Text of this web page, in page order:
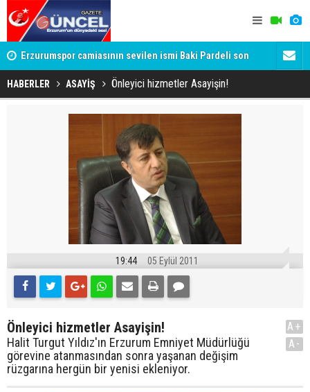
Erzurumspor camiasının sevilen ismi Baki Pardeli son
yolculuğuna uğurlandı
HABERLER ASAYİŞ Önleyici hizmetler Asayişin!
19:44 05 Eylül 2011
Önleyici hizmetler Asayişin!
Halit Turgut Yıldız'ın Erzurum Emniyet Müdürlüğü
görevine atanmasından sonra yaşanan değişim
rüzgarına hergün bir yenisi ekleniyor.
A+
A-